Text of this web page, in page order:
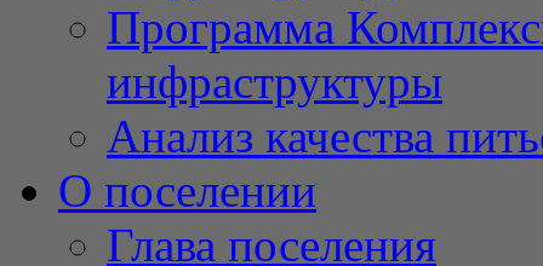
Программа
инфраструктуры
Анализ качества
О поселении
Глава поселения